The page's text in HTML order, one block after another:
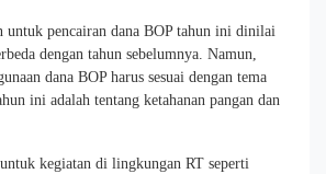
untuk pencairan dana BOP tahun ini dinilai
dengan tahun sebelumnya. Namun,
dana BOP harus sesuai dengan tema
ini adalah tentang ketahanan pangan dan
kegiatan di lingkungan RT seperti